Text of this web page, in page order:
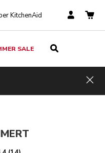
KitchenAid
SALE